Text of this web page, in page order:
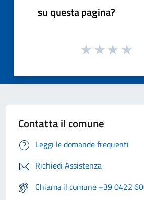
su questa pagina?
Contatta il comune
Leggi le domande frequenti
Richiedi Assistenza
Chiama il comune +39 0422